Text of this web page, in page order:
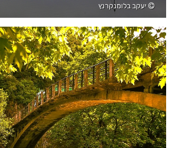
יעקב בלומנקרנץ